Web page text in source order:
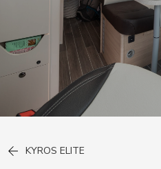
KYROS ELITE